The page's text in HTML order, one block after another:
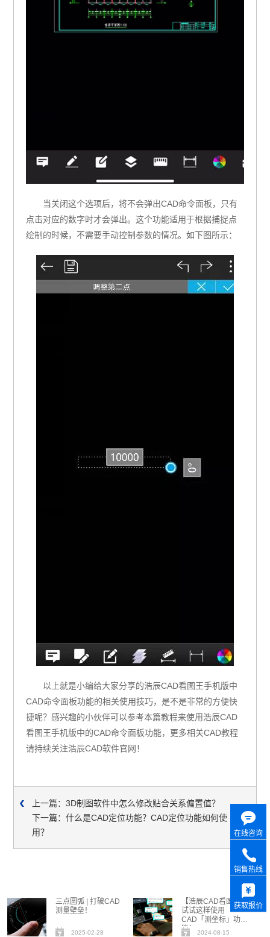
当关闭这个选项后，将不会弹出CAD命令面板，只有
点击对应的数字时才会弹出。这个功能适用于根据捕捉点
绘制的时候，不需要手动控制参数的情况。如下图所示：
以上就是小编给大家分享的浩辰CAD看图王手机版中
CAD命令面板功能的相关使用技巧，是不是非常的方便快
捷呢？感兴趣的小伙伴可以参考本篇教程来使用浩辰CAD
看图王手机版中的CAD命令面板功能，更多相关CAD教程
请持续关注浩辰CAD软件官网！
上一篇：3D制图软件中怎么修改贴合关系偏置值？
下一篇：什么是CAD定位功能？CAD定位功能如何使
用？
三点圆弧 | 打破CAD
测量壁垒！
2025-02-28
【浩辰CAD看图王】
试试这样使用
CAD「测坐标」功
能！
2024-08-15
在线咨询
销售热线
获取报价